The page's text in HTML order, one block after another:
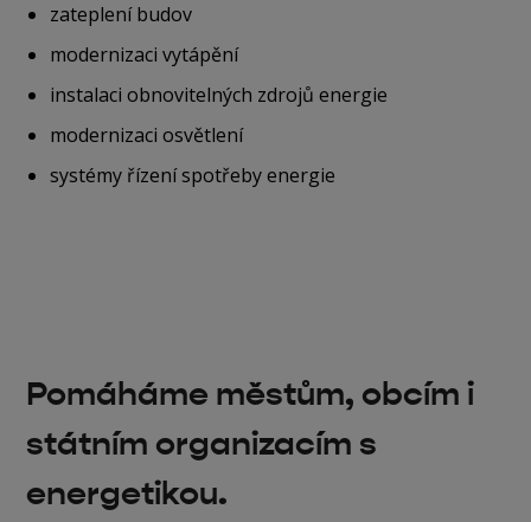
zateplení budov
modernizaci vytápění
instalaci obnovitelných zdrojů energie
modernizaci osvětlení
systémy řízení spotřeby energie
Pomáháme městům, obcím i
státním organizacím s
energetikou.